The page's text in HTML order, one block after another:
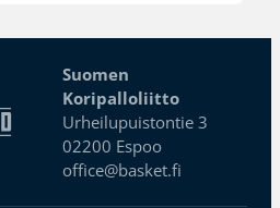
Suomen
Koripalloliitto
Urheilupuistontie 3
02200 Espoo
office@basket.fi